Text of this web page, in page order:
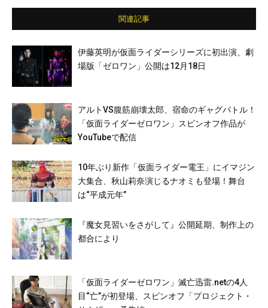
さ ほか
関連記事
伊藤英明が仮面ライダーシリーズに初出演、劇
場版「ゼロワン」公開は12月18日
アルトVS腹筋崩壊太郎、宿命のギャグバトル！
「仮面ライダーゼロワン」スピンオフ作品が
YouTubeで配信
10年ぶり新作「仮面ライダー電王」にイマジン
大集合、秋山莉奈演じるナオミも登場！舞台
は“平成元年”
『魔女見習いをさがして』公開延期、制作上の
都合により
「仮面ライダーゼロワン」滅亡迅雷.netの4人
目“亡”が初登場、スピンオフ「プロジェクト・